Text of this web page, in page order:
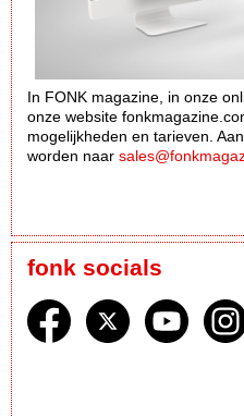
In FONK magazine, in onze
onze website
mogelijkheden en tarieven.
worden naar
fonk socials